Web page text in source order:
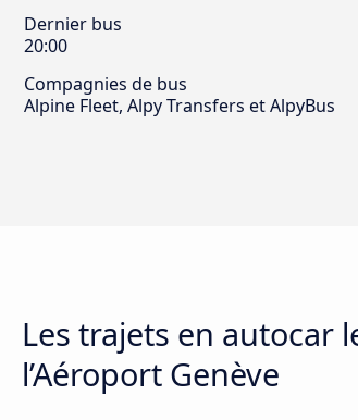
Dernier bus
20:00
Compagnies de bus
Alpine Fleet, Alpy Transfers et AlpyBus
Les trajets en autocar
l’Aéroport Genève